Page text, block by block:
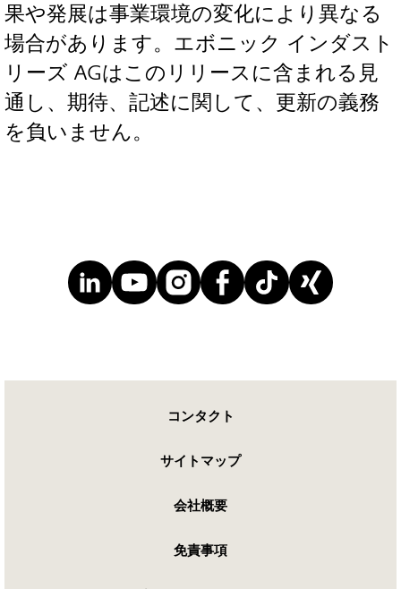
果や発展は事業環境の変化により異なる
場合があります。エボニック インダスト
リーズ AGはこのリリースに含まれる見
通し、期待、記述に関して、更新の義務
を負いません。
コンタクト
サイトマップ
会社概要
免責事項